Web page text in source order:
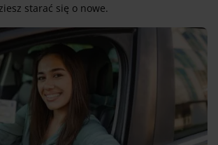
starać się o nowe.